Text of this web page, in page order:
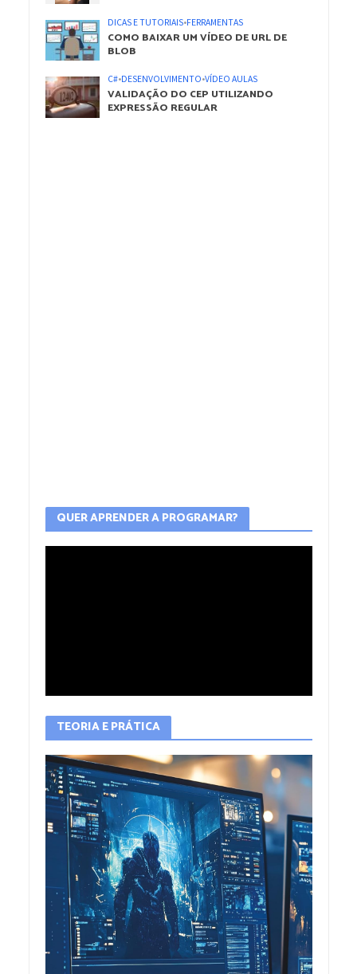
DICAS E TUTORIAIS•FERRAMENTAS
COMO BAIXAR UM VÍDEO DE URL DE
BLOB
C#•DESENVOLVIMENTO•VÍDEO AULAS
VALIDAÇÃO DO CEP UTILIZANDO
EXPRESSÃO REGULAR
QUER APRENDER A PROGRAMAR?
TEORIA E PRÁTICA